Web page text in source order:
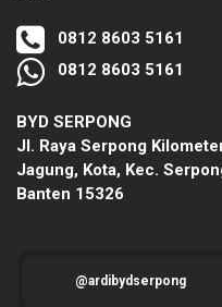
0812 8603 5161
0812 8603 5161
BYD SERPONG
Jl. Raya Serpong
Jagung, Kota, Kec.
Banten 15326
@ardibydserpong